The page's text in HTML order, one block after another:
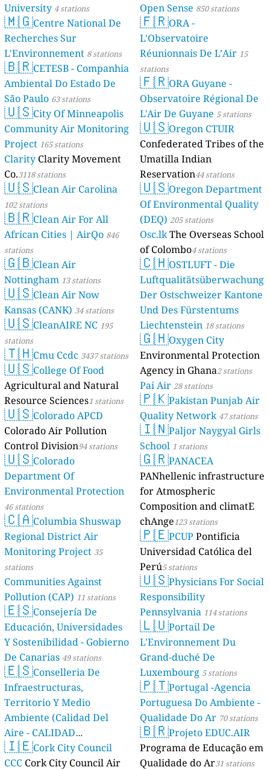
University 4 stations
🇲🇬Centre National De
Recherches Sur
L'Environnement 8 stations
🇧🇷CETESB - Companhia
Ambiental Do Estado De
São Paulo 63 stations
🇺🇸City Of Minneapolis
Community Air Monitoring
Project 165 stations
Clarity Clarity Movement
Co.3118 stations
🇺🇸Clean Air Carolina
102 stations
🇧🇷Clean Air For All
African Cities | AirQo 846
stations
🇬🇧Clean Air
Nottingham 13 stations
🇺🇸Clean Air Now
Kansas (CANK) 34 stations
🇺🇸CleanAIRE NC 195
stations
🇹🇭Cmu Ccdc 3437 stations
🇺🇸College Of Food
Agricultural and Natural
Resource Sciences1 stations
🇺🇸Colorado APCD
Colorado Air Pollution
Control Division94 stations
🇺🇸Colorado
Department Of
Environmental Protection
46 stations
🇨🇦Columbia Shuswap
Regional District Air
Monitoring Project 35
stations
Communities Against
Pollution (CAP) 11 stations
🇪🇸Consejería De
Educación, Universidades
Y Sostenibilidad - Gobierno
De Canarias 49 stations
🇪🇸Conselleria De
Infraestructuras,
Territorio Y Medio
Ambiente (Calidad Del
Aire - CALIDAD
AMBIENTAL) 23 stations
🇮🇪Cork City Council
CCC Cork City Council Air
Open Sense 850 stations
🇫🇷ORA -
L'Observatoire
Réunionnais De L’Air 15
stations
🇫🇷ORA Guyane -
Observatoire Régional De
L'Air De Guyane 5 stations
🇺🇸Oregon CTUIR
Confederated Tribes of the
Umatilla Indian
Reservation44 stations
🇺🇸Oregon Department
Of Environmental Quality
(DEQ) 205 stations
Osc.lkThe Overseas School
of Colombo4 stations
🇨🇭OSTLUFT - Die
Luftqualitätsüberwachung
Der Ostschweizer Kantone
Und Des Fürstentums
Liechtenstein 18 stations
🇬🇭Oxygen City
Environmental Protection
Agency in Ghana2 stations
Pai Air 28 stations
🇵🇰Pakistan Punjab Air
Quality Network 47 stations
🇮🇳Paljor Naygyal Girls
School 1 stations
🇬🇷PANACEA
PANhellenic infrastructure
for Atmospheric
Composition and climatE
chAnge123 stations
🇵🇪PCUP Pontificia
Universidad Católica del
Perú5 stations
🇺🇸Physicians For Social
Responsibility
Pennsylvania 114 stations
🇱🇺Portail De
L'Environnement Du
Grand-duché De
Luxembourg 5 stations
🇵🇹Portugal -Agencia
Portuguesa Do Ambiente -
Qualidade Do Ar 70 stations
🇧🇷Projeto EDUC.AIR
Programa de Educação em
Qualidade do Ar31 stations